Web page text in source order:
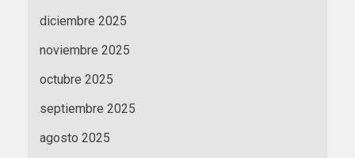
diciembre 2025
noviembre 2025
octubre 2025
septiembre 2025
agosto 2025